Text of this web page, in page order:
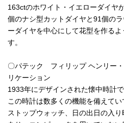
163ctのホワイト・イエローダイヤ
個のナシ型カットダイヤと91個の
ーダイヤを中心にして花型を作る
す。
〇パテック フィリップ ヘンリー
リケーション
1933年にデザインされた懐中時計
この時計は数多くの機能を備えてい
ストップウォッチ、日の出日の入